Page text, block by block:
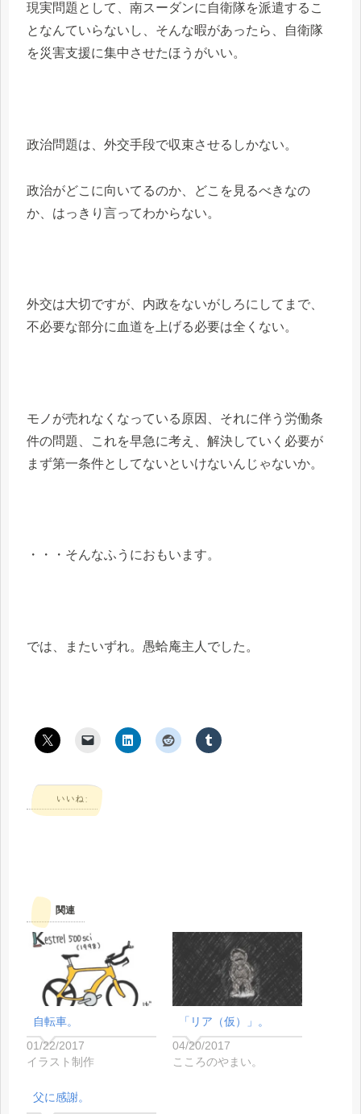
現実問題として、南スーダンに自衛隊を派遣するこ
となんていらないし、そんな暇があったら、自衛隊
を災害支援に集中させたほうがいい。
政治問題は、外交手段で収束させるしかない。
政治がどこに向いてるのか、どこを見るべきなの
か、はっきり言ってわからない。
外交は大切ですが、内政をないがしろにしてまで、
不必要な部分に血道を上げる必要は全くない。
モノが売れなくなっている原因、それに伴う労働条
件の問題、これを早急に考え、解決していく必要が
まず第一条件としてないといけないんじゃないか。
・・・そんなふうにおもいます。
では、またいずれ。愚蛤庵主人でした。
いいね:
関連
自転車。
01/22/2017
イラスト制作
「リア（仮）」。
04/20/2017
こころのやまい。
父に感謝。